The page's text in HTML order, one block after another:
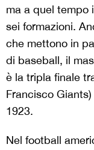
ma a quel tempo
sei formazioni.
che mettono in
di baseball, il
è la tripla finale
Francisco
1923.
Nel football